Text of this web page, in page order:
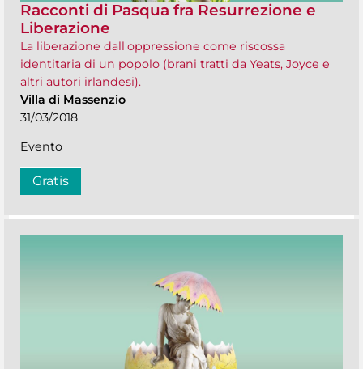
Racconti di Pasqua fra Resurrezione e
Liberazione
La liberazione dall'oppressione come riscossa
identitaria di un popolo (brani tratti da Yeats, Joyce e
altri autori irlandesi).
Villa di Massenzio
31/03/2018
Evento
Gratis